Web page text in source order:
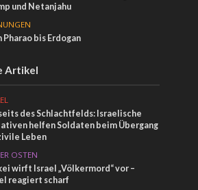
und Netanjahu
Pharao bis Erdogan
Artikel
des Schlachtfelds: Israelische
helfen Soldaten beim Übergang
Leben
OSTEN
wirft Israel „Völkermord“ vor –
reagiert scharf